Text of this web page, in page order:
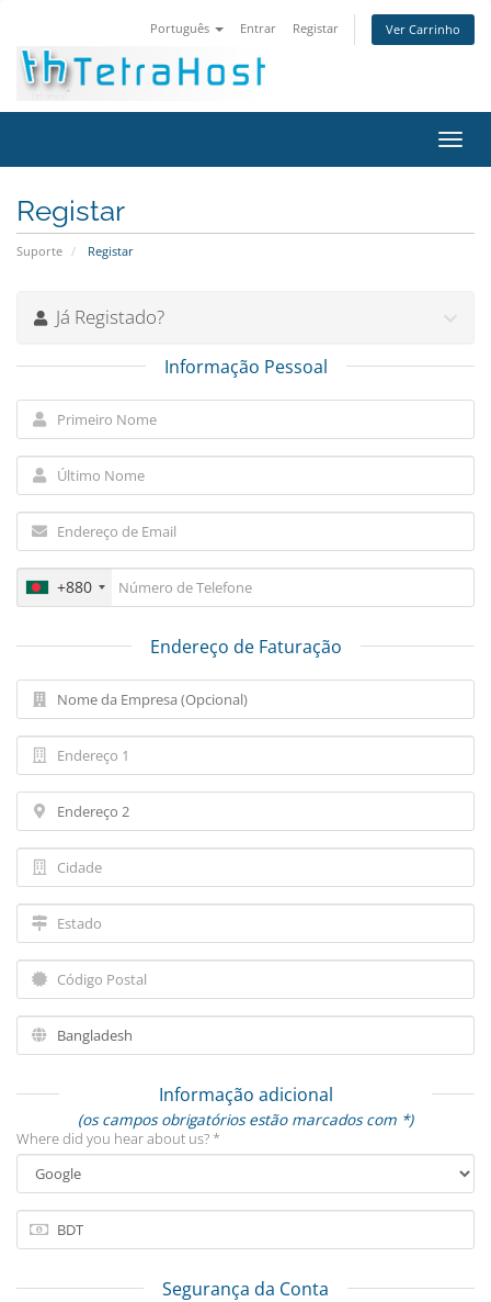
Português Entrar Registar Ver Carrinho
Registar
Suporte Registar
Já Registado?
Informação Pessoal
+880
Endereço de Faturação
Informação adicional
(os campos obrigatórios estão marcados com *)
Where did you hear about us? *
Segurança da Conta